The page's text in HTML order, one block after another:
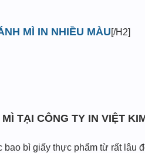
MÌ IN NHIỀU MÀU[/H2]
TẠI CÔNG TY IN VIỆT
bao bì giấy thực phẩm từ rất lâu